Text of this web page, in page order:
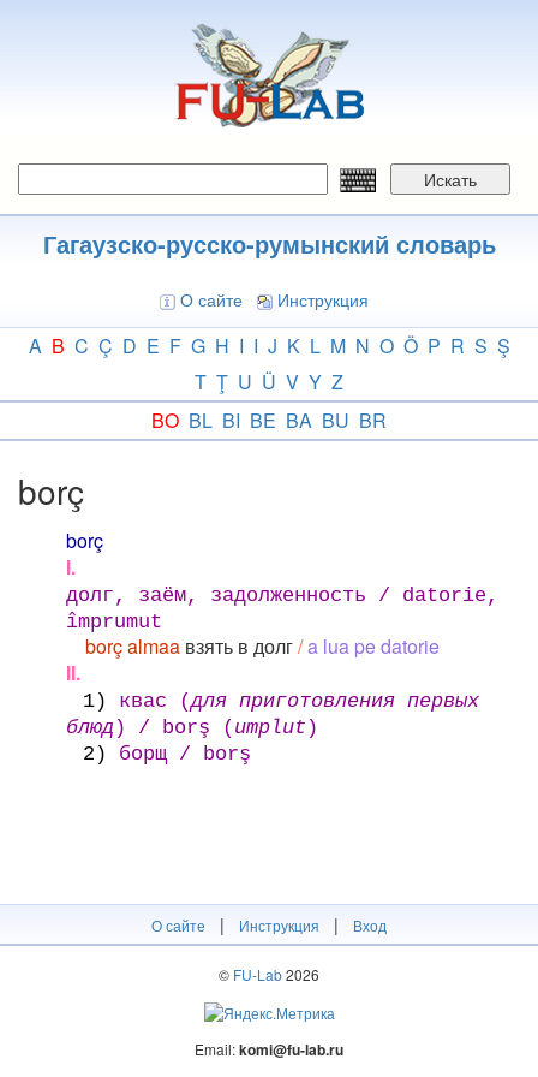
Искать
Гагаузско-русско-румынский словарь
О сайте Инструкция
A B C Ç D E F G H I I J K L M N O Ö P R S Ş
T Ţ U Ü V Y Z
BO BL BI BE BA BU BR
borç
borç
I.
долг, заём, задолженность / datorie,
împrumut
borç almaa взять в долг/a lua pe datorie
II.
1) квас (для приготовления первых
блюд ) / borş (umplut )
2)
борщ / borş
О сайте | Инструкция | Вход
© FU-Lab2026
Email:komi@fu-lab.ru